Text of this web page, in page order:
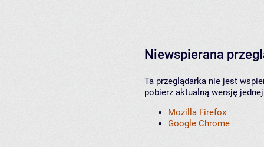
Niewspierana
Ta przeglądarka nie jest
pobierz aktualną wersję
Mozilla Firefox
Google Chrome